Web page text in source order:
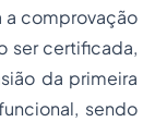
a comprovação
ser certificada,
da primeira
sendo